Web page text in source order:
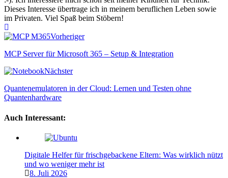
Dieses Interesse übertrage ich in meinem beruflichen Leben sowie
im Privaten. Viel Spaß beim Stöbern!
Vorheriger
MCP Server für Microsoft 365 – Setup & Integration
Nächster
Quantenemulatoren in der Cloud: Lernen und Testen ohne
Quantenhardware
Auch Interessant:
Digitale Helfer für frischgebackene Eltern: Was wirklich nützt
und wo weniger mehr ist
8. Juli 2026